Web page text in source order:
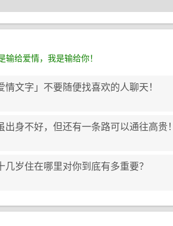
输给爱情，我是输给你！
情文字」不要随便找喜欢的人聊天！
出身不好，但还有一条路可以通往高贵！
几岁住在哪里对你到底有多重要？